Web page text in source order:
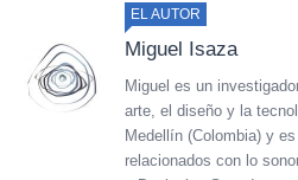
EL AUTOR
Miguel Isaza
Miguel es un
arte, el diseño y la
Medellín (Colombia) y
relacionados con lo